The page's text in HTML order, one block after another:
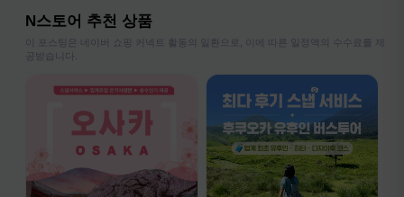
N스토어 추천 상품
이 포스팅은 네이버 쇼핑 커넥트 활동의 일환으로, 이에 따른 일정액의 수수료를 제
공받습니다.